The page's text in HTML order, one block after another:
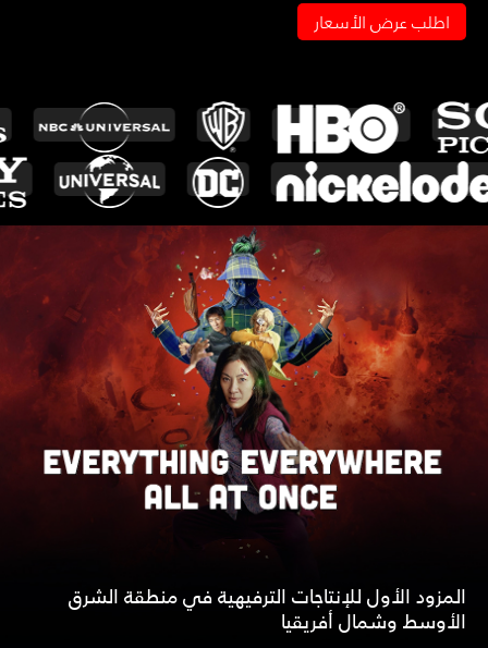
اطلب عرض الأسعار
المزود الأول للإنتاجات الترفيهية في منطقة الشرق
الأوسط وشمال أفريقيا